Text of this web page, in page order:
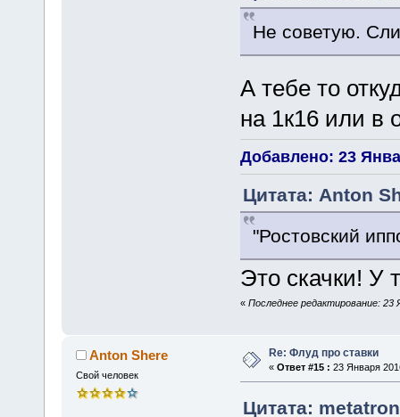
Не советую.
А тебе то
на 1к16 или в
Добавлено: 23
Цитата: Anton
"Ростовский
Это скачки! У
« Последнее редактирование: 23
Anton Shere
Свой человек
Re: Флуд про ставки
« Ответ #15 : 23 Января
Цитата: